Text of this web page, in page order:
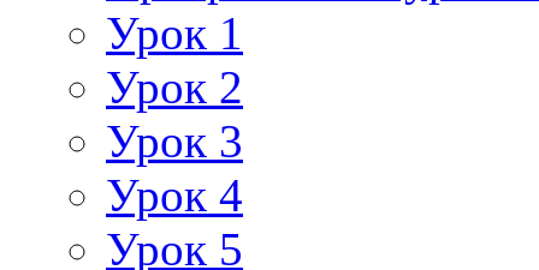
Урок 1
Урок 2
Урок 3
Урок 4
Урок 5